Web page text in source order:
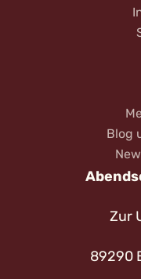
Blog
Zur
89290